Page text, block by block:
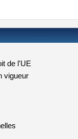
de l'UE
vigueur